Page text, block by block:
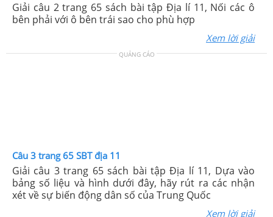
Giải câu 2 trang 65 sách bài tập Địa lí 11, Nối các ô
bên phải với ô bên trái sao cho phù hợp
Xem lời giải
QUẢNG CÁO
Câu 3 trang 65 SBT địa 11
Giải câu 3 trang 65 sách bài tập Địa lí 11, Dựa vào
bảng số liệu và hình dưới đây, hãy rút ra các nhận
xét về sự biến động dân số của Trung Quốc
Xem lời giải